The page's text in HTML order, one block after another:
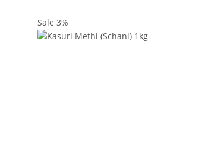
Sale 3%